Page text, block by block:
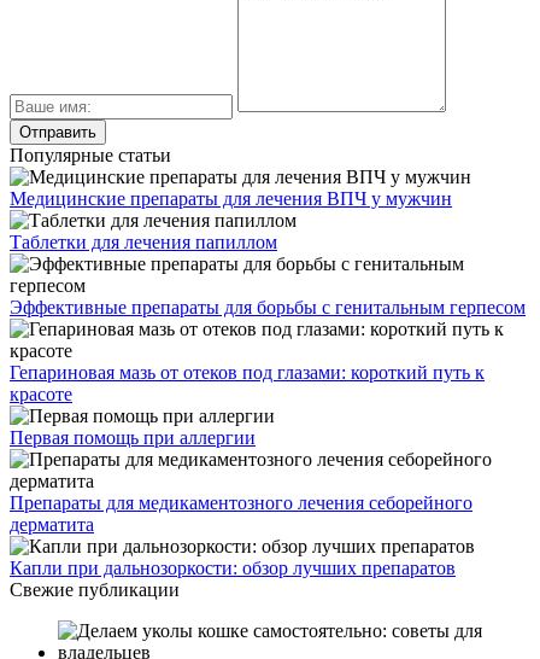
Популярные статьи
Медицинские препараты для лечения ВПЧ у мужчин
Таблетки для лечения папиллом
Эффективные препараты для борьбы с генитальным герпесом
Гепариновая мазь от отеков под глазами: короткий путь к
красоте
Первая помощь при аллергии
Препараты для медикаментозного лечения себорейного
дерматита
Капли при дальнозоркости: обзор лучших препаратов
Свежие публикации